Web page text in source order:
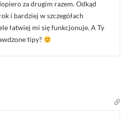
za drugim razem. Odkąd
i bardziej w szczegółach
łatwiej mi się funkcjonuje. A Ty
tipy?